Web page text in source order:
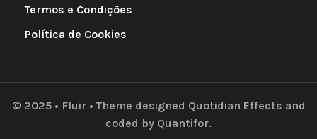
Termos e Condições
Política de Cookies
© 2025 • Fluir • Theme designed Quotidian Effects and
coded by Quantifor.